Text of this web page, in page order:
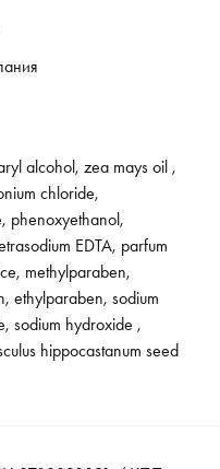
alcohol, zea mays oil ,
chloride,
phenoxyethanol,
EDTA, parfum
methylparaben,
ethylparaben, sodium
sodium hydroxide ,
hippocastanum seed